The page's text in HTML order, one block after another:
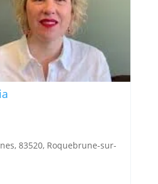
83520, Roquebrune-sur-